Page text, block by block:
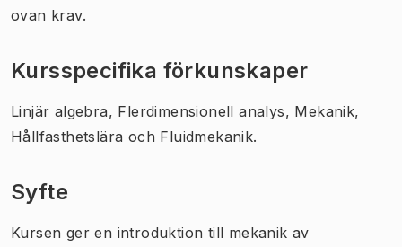
ovan krav.
Kursspecifika förkunskaper
Linjär algebra, Flerdimensionell analys, Mekanik,
Hållfasthetslära och Fluidmekanik.
Syfte
Kursen ger en introduktion till mekanik av